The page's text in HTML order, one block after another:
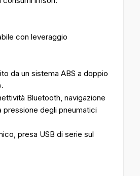
con leveraggio
da un sistema ABS a doppio
Bluetooth, navigazione
degli pneumatici
presa USB di serie sul